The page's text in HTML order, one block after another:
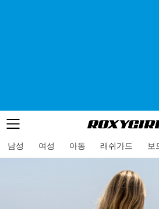
메뉴
로고
남성 여성 아동 래쉬가드 보